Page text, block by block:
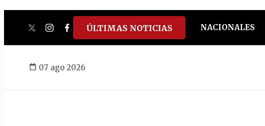
twitterinstagram
facebook
tiktokyoutube
spotify
ÚLTIMAS NOTICIAS NACIONALES
07 ago 2026